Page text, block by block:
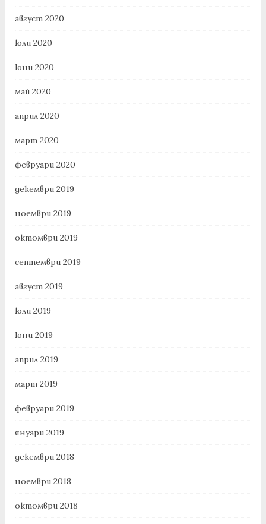
август 2020
юли 2020
юни 2020
май 2020
април 2020
март 2020
февруари 2020
декември 2019
ноември 2019
октомври 2019
септември 2019
август 2019
юли 2019
юни 2019
април 2019
март 2019
февруари 2019
януари 2019
декември 2018
ноември 2018
октомври 2018